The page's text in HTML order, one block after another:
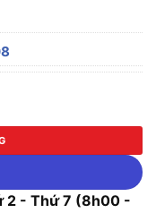
PHLM36L
2 - Thứ 7 (8h00 -